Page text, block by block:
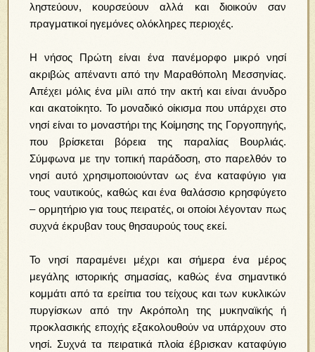
ληστεύουν, κουρσεύουν αλλά και διοικούν σαν
πραγματικοί ηγεμόνες ολόκληρες περιοχές.
Η νήσος Πρώτη είναι ένα πανέμορφο μικρό νησί
ακριβώς απέναντι από την Μαραθόπολη Μεσσηνίας.
Απέχει μόλις ένα μίλι από την ακτή και είναι άνυδρο
και ακατοίκητο. Το μοναδικό οίκισμα που υπάρχει στο
νησί είναι το μοναστήρι της Κοίμησης της Γοργοπηγής,
που βρίσκεται βόρεια της παραλίας Βουρλιάς.
Σύμφωνα με την τοπική παράδοση, στο παρελθόν το
νησί αυτό χρησιμοποιούνταν ως ένα καταφύγιο για
τους ναυτικούς, καθώς και ένα θαλάσσιο κρησφύγετο
– ορμητήριο για τους πειρατές, οι οποίοι λέγονταν πως
συχνά έκρυβαν τους θησαυρούς τους εκεί.
Το νησί παραμένει μέχρι και σήμερα ένα μέρος
μεγάλης ιστορικής σημασίας, καθώς ένα σημαντικό
κομμάτι από τα ερείπια του τείχους και των κυκλικών
πυργίσκων από την Ακρόπολη της μυκηναϊκής ή
προκλασικής εποχής εξακολουθούν να υπάρχουν στο
νησί. Συχνά τα πειρατικά πλοία έβρισκαν καταφύγιο